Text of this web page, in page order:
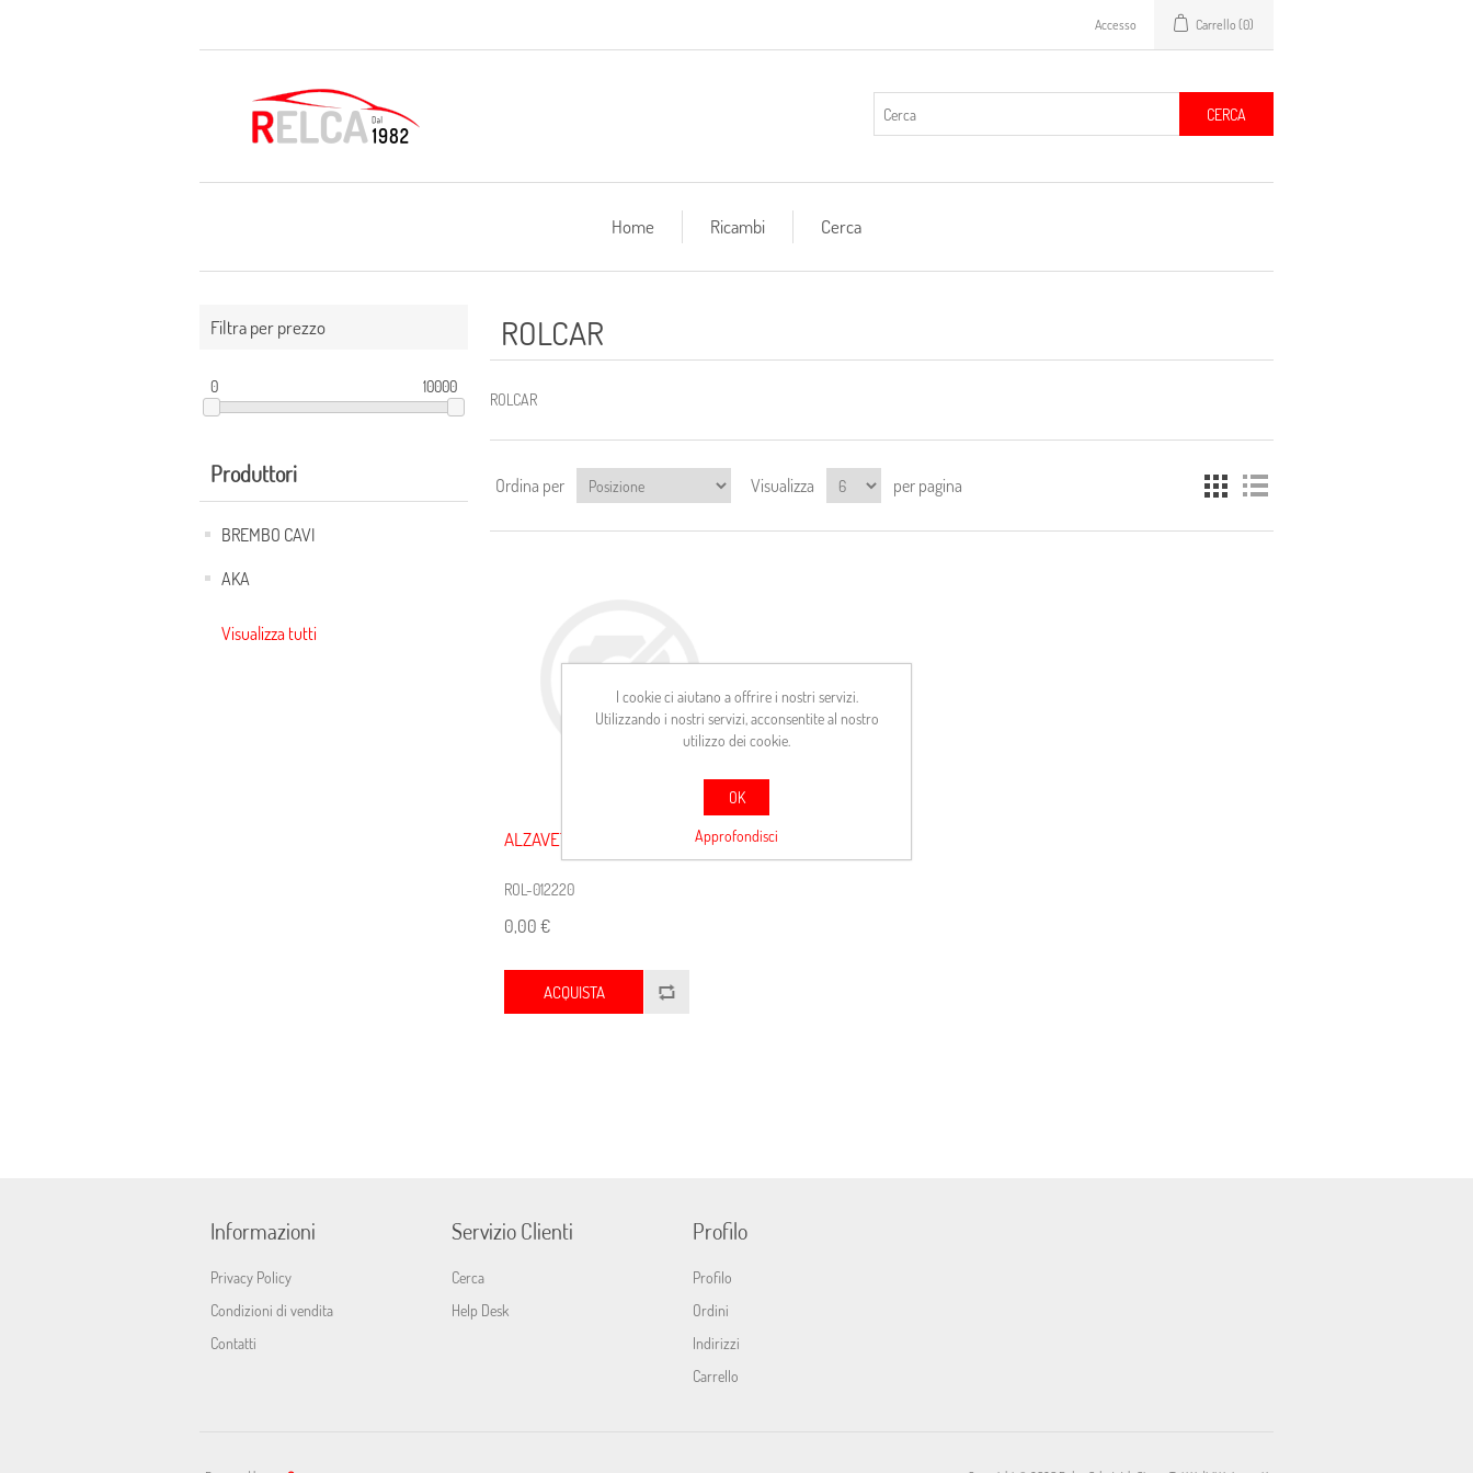
Accesso Carrello (0)
CERCA
Home Ricambi Cerca
Filtra per prezzo
0 10000
Produttori
BREMBO CAVI
AKA
Visualizza tutti
ROLCAR
ROLCAR
Ordina per Visualizza per pagina
ALZAVETRO
ROL-012220
0,00 €
ACQUISTA
Informazioni
Privacy Policy
Condizioni di vendita
Contatti
Servizio Clienti
Cerca
Help Desk
Profilo
Profilo
Ordini
Indirizzi
Carrello
I cookie ci aiutano a offrire i nostri servizi.
Utilizzando i nostri servizi, acconsentite al nostro
utilizzo dei cookie.
OK
Approfondisci